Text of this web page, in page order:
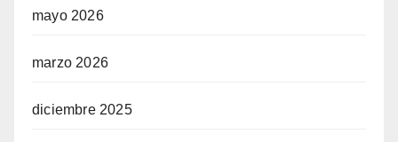
mayo 2026
marzo 2026
diciembre 2025